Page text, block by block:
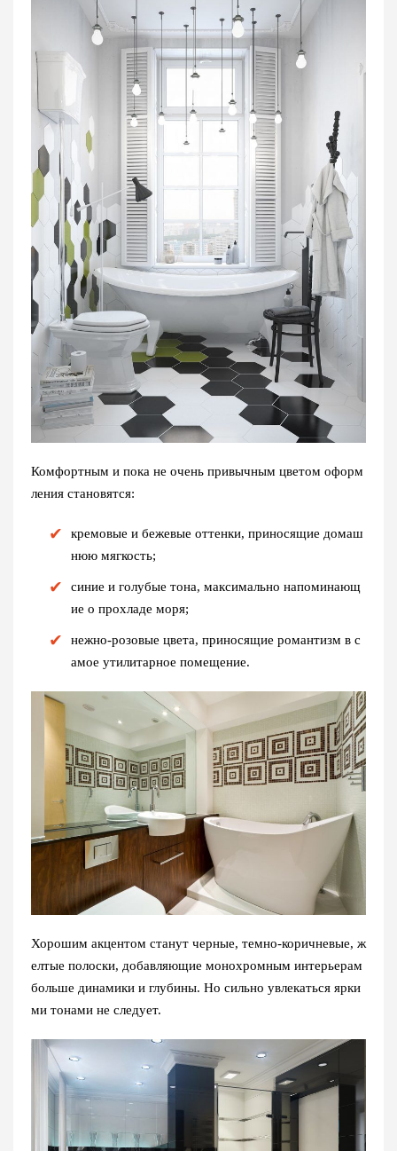
Комфортным и пока не очень привычным цветом оформ
ления становятся:
кремовые и бежевые оттенки, приносящие домаш
нюю мягкость;
синие и голубые тона, максимально напоминающ
ие о прохладе моря;
нежно-розовые цвета, приносящие романтизм в с
амое утилитарное помещение.
Хорошим акцентом станут черные, темно-коричневые, ж
елтые полоски, добавляющие монохромным интерьерам
больше динамики и глубины. Но сильно увлекаться ярки
ми тонами не следует.